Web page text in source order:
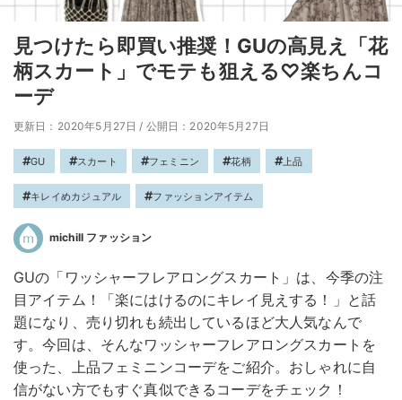
見つけたら即買い推奨！GUの高見え「花
柄スカート」でモテも狙える♡楽ちんコ
ーデ
更新日：2020年5月27日 / 公開日：2020年5月27日
GU スカート フェミニン 花柄 上品
キレイめカジュアル ファッションアイテム
michill ファッション
GUの「ワッシャーフレアロングスカート」は、今季の注
目アイテム！「楽にはけるのにキレイ見えする！」と話
題になり、売り切れも続出しているほど大人気なんで
す。今回は、そんなワッシャーフレアロングスカートを
使った、上品フェミニンコーデをご紹介。おしゃれに自
信がない方でもすぐ真似できるコーデをチェック！